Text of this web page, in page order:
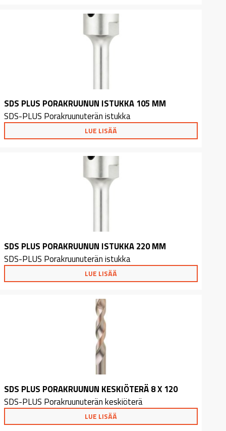
SDS PLUS PORAKRUUNUN ISTUKKA 105 MM
SDS-PLUS Porakruunuterän istukka
LUE LISÄÄ
SDS PLUS PORAKRUUNUN ISTUKKA 220 MM
SDS-PLUS Porakruunuterän istukka
LUE LISÄÄ
SDS PLUS PORAKRUUNUN KESKIÖTERÄ 8 X 120
SDS-PLUS Porakruunuterän keskiöterä
LUE LISÄÄ